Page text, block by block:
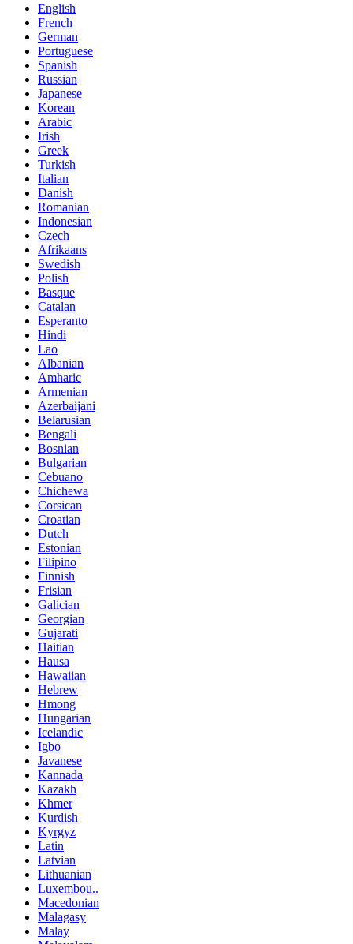
English
French
German
Portuguese
Spanish
Russian
Japanese
Korean
Arabic
Irish
Greek
Turkish
Italian
Danish
Romanian
Indonesian
Czech
Afrikaans
Swedish
Polish
Basque
Catalan
Esperanto
Hindi
Lao
Albanian
Amharic
Armenian
Azerbaijani
Belarusian
Bengali
Bosnian
Bulgarian
Cebuano
Chichewa
Corsican
Croatian
Dutch
Estonian
Filipino
Finnish
Frisian
Galician
Georgian
Gujarati
Haitian
Hausa
Hawaiian
Hebrew
Hmong
Hungarian
Icelandic
Igbo
Javanese
Kannada
Kazakh
Khmer
Kurdish
Kyrgyz
Latin
Latvian
Lithuanian
Luxembou..
Macedonian
Malagasy
Malay